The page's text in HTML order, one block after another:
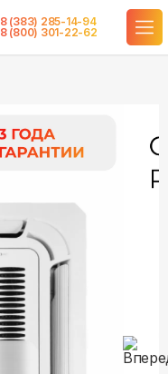
8 (383) 285-14-94
8 (800) 301-22-62